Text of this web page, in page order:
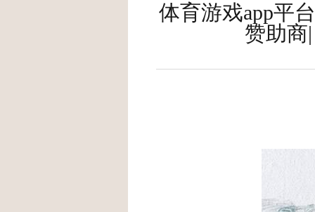
体育游戏app平
赞助商